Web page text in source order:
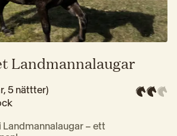
Landmannalaugar
5 nättter)
Landmannalaugar – ett